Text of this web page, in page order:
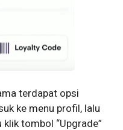
terdapat opsi
ke menu profil, lalu
klik tombol “Upgrade”